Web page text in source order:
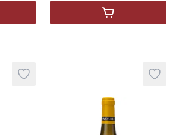
Clos de Vougeot Grand Cru Joseph
,DOMAINE
Add to wishlist Add